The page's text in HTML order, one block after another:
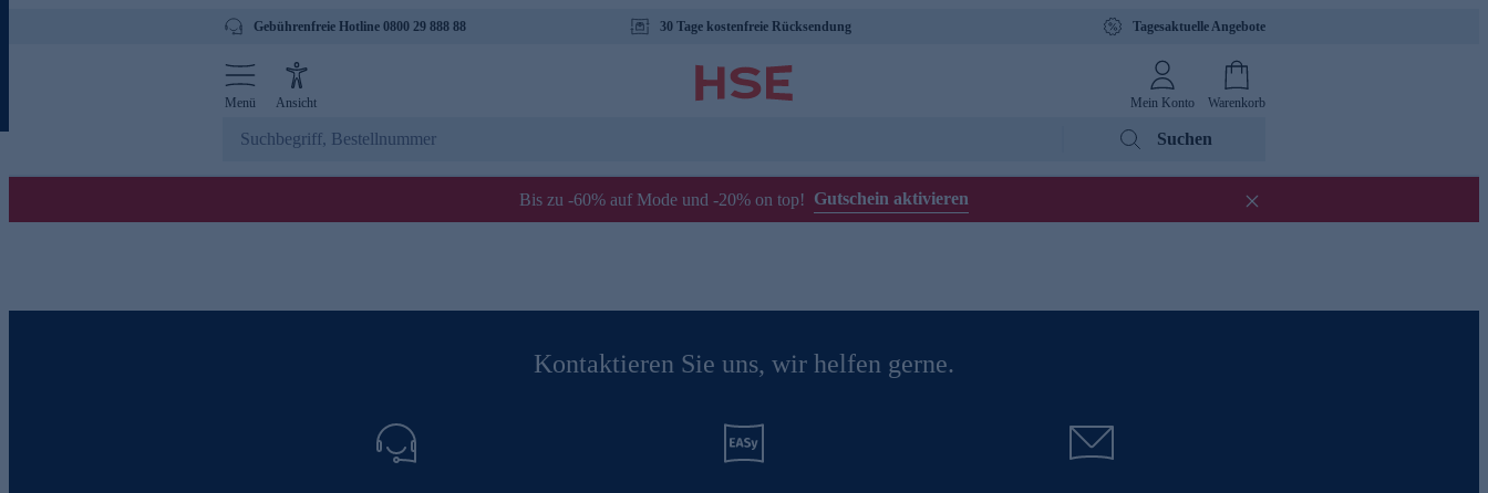
Gebührenfreie Hotline 0800 29 888 88 30 Tage kostenfreie Rücksendung Tagesaktuelle Angebote
Menü Ansicht Mein Konto Warenkorb
Suchen
Bis zu -60% auf Mode und -20% on top! Gutschein aktivieren
Kontaktieren Sie uns, wir helfen gerne.